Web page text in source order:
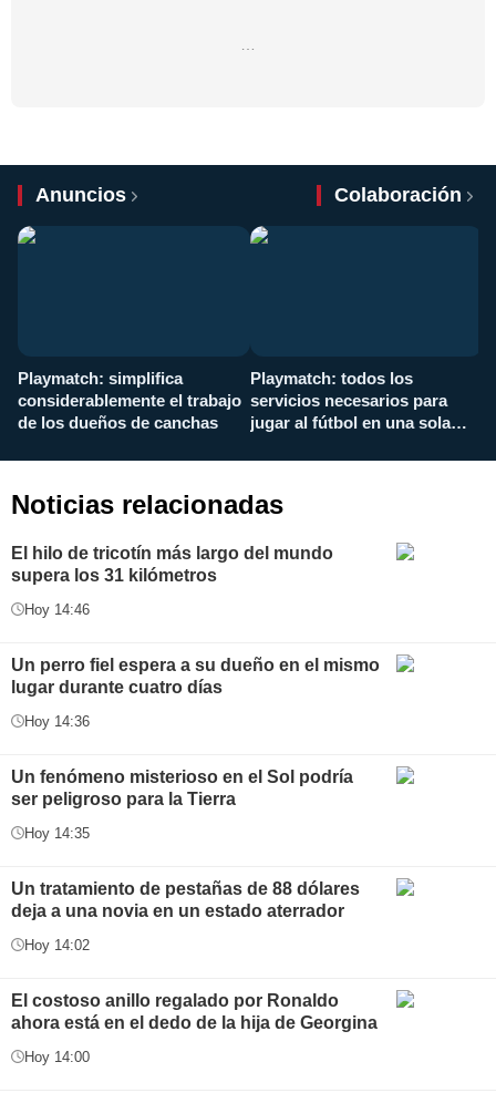
Anuncios Colaboración
Playmatch: simplifica
considerablemente el trabajo
de los dueños de canchas
Playmatch: todos los
servicios necesarios para
jugar al fútbol en una sola
Noticias relacionadas
El hilo de tricotín más largo del mundo
supera los 31 kilómetros
Hoy 14:46
Un perro fiel espera a su dueño en el mismo
lugar durante cuatro días
Hoy 14:36
Un fenómeno misterioso en el Sol podría
ser peligroso para la Tierra
Hoy 14:35
Un tratamiento de pestañas de 88 dólares
deja a una novia en un estado aterrador
Hoy 14:02
El costoso anillo regalado por Ronaldo
ahora está en el dedo de la hija de Georgina
Hoy 14:00